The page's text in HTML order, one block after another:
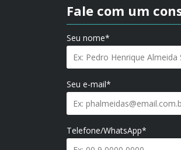
Fale com um
Seu nome*
Seu e-mail*
Telefone/WhatsApp*